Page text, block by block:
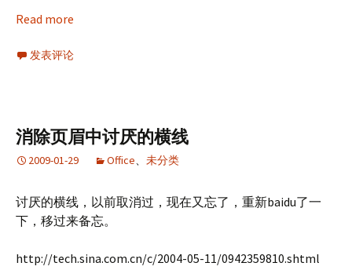
Read more
发表评论
消除页眉中讨厌的横线
2009-01-29 Office、 未分类
讨厌的横线，以前取消过，现在又忘了，重新baidu了一
下，移过来备忘。
http://tech.sina.com.cn/c/2004-05-11/0942359810.shtml